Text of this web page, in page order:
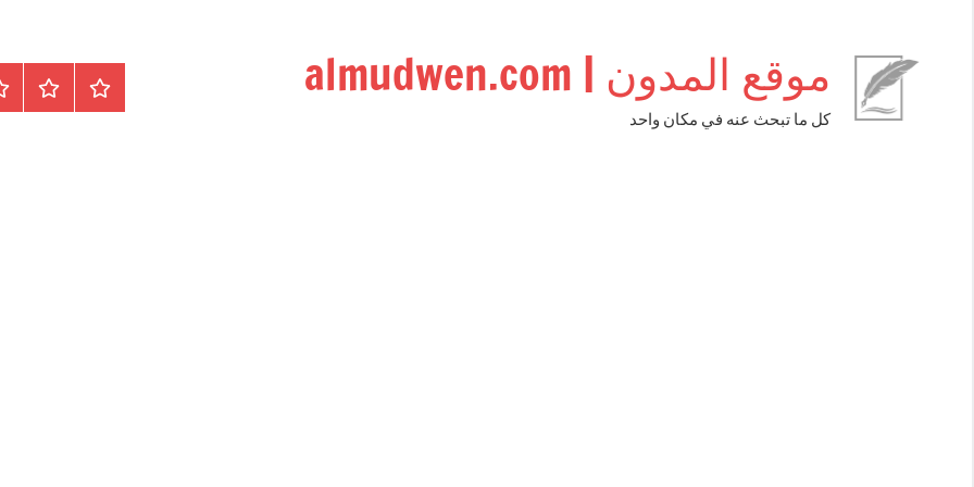
موقع المدون | almudwen.com
كل ما تبحث عنه في مكان واحد
الرئيسية